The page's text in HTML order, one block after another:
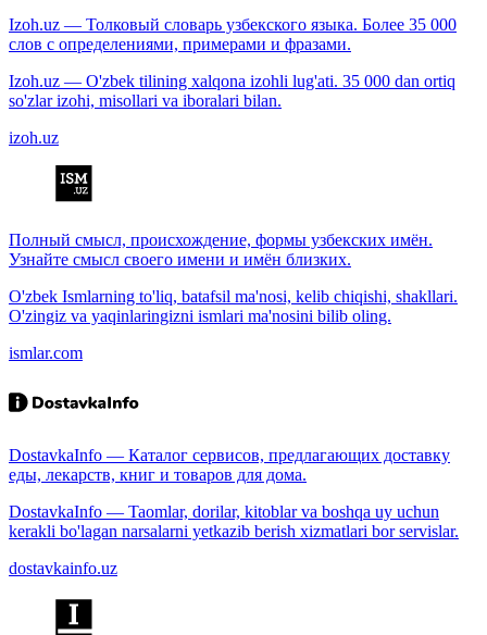
Izoh.uz — Толковый словарь узбекского языка. Более 35 000
слов с определениями, примерами и фразами.
Izoh.uz — O'zbek tilining xalqona izohli lug'ati. 35 000 dan ortiq
so'zlar izohi, misollari va iboralari bilan.
izoh.uz
Полный смысл, происхождение, формы узбекских имён.
Узнайте смысл своего имени и имён близких.
O'zbek Ismlarning to'liq, batafsil ma'nosi, kelib chiqishi, shakllari.
O'zingiz va yaqinlaringizni ismlari ma'nosini bilib oling.
ismlar.com
DostavkaInfo — Каталог сервисов, предлагающих доставку
еды, лекарств, книг и товаров для дома.
DostavkaInfo — Taomlar, dorilar, kitoblar va boshqa uy uchun
kerakli bo'lagan narsalarni yetkazib berish xizmatlari bor servislar.
dostavkainfo.uz